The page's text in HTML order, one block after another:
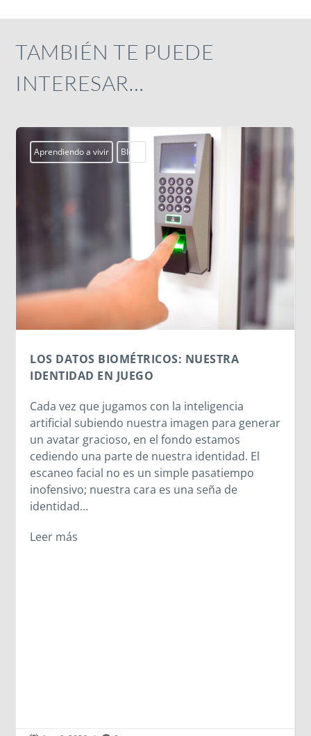
TAMBIÉN TE PUEDE
INTERESAR…
Aprendiendo a vivir Blogs
LOS DATOS BIOMÉTRICOS: NUESTRA
IDENTIDAD EN JUEGO
Cada vez que jugamos con la inteligencia
artificial subiendo nuestra imagen para generar
un avatar gracioso, en el fondo estamos
cediendo una parte de nuestra identidad. El
escaneo facial no es un simple pasatiempo
inofensivo; nuestra cara es una seña de
identidad...
Leer más